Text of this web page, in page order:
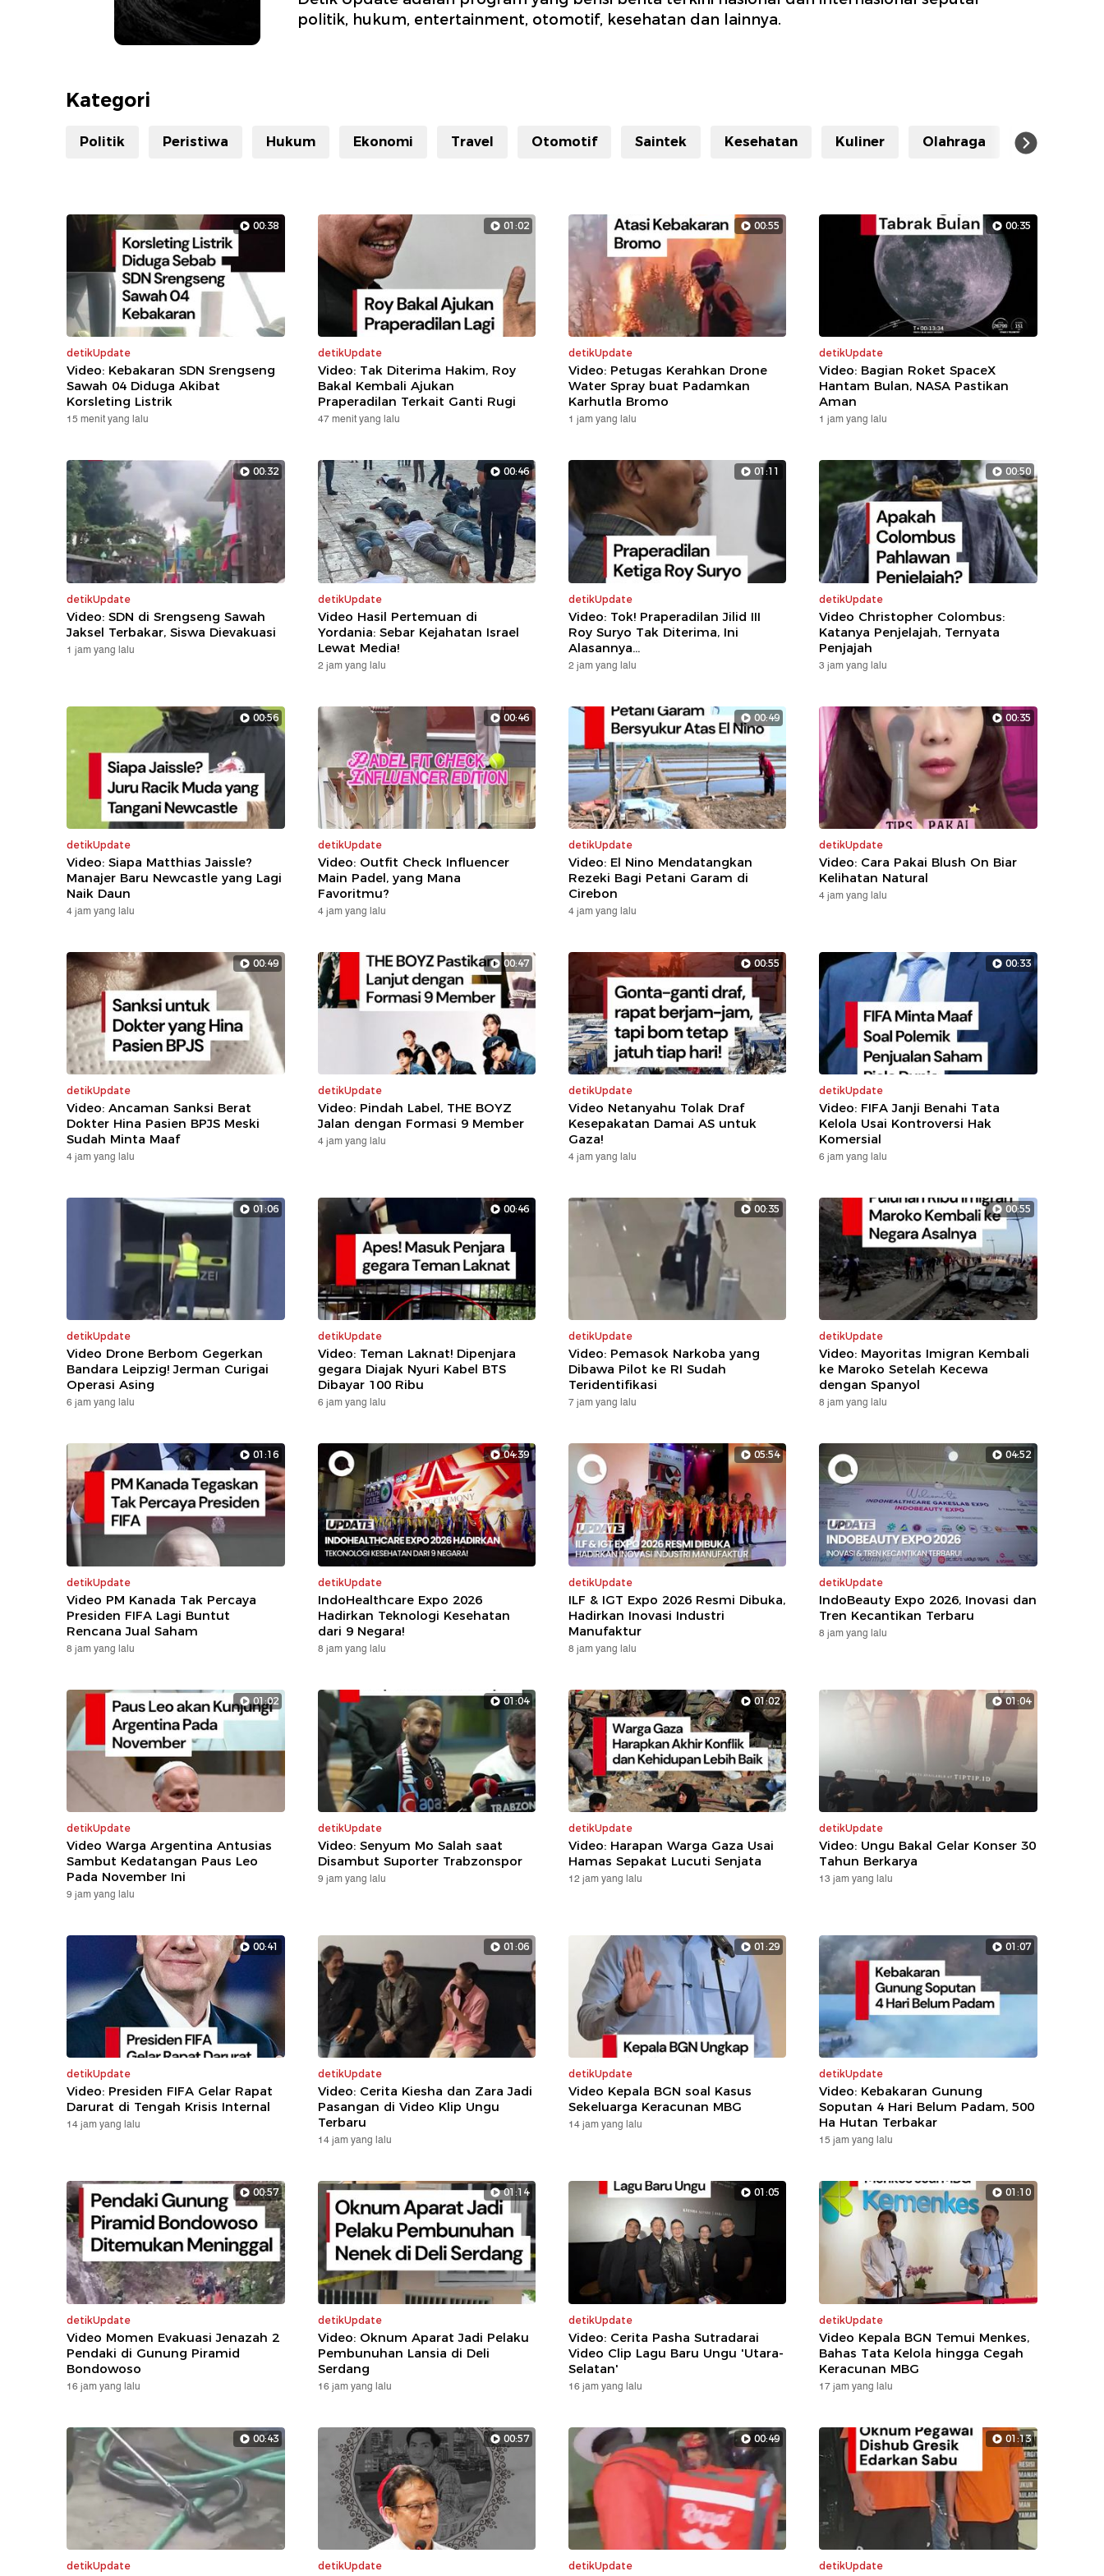
politik, hukum, entertainment, otomotif, kesehatan dan lainnya.
Kategori
Politik Peristiwa Hukum Ekonomi Travel Otomotif Saintek Kesehatan Kuliner Olahraga Hiburan
00:38
detikUpdate
Video: Kebakaran SDN Srengseng
Sawah 04 Diduga Akibat
Korsleting Listrik
15 menit yang lalu
01:02
detikUpdate
Video: Tak Diterima Hakim, Roy
Bakal Kembali Ajukan
Praperadilan Terkait Ganti Rugi
47 menit yang lalu
00:55
detikUpdate
Video: Petugas Kerahkan Drone
Water Spray buat Padamkan
Karhutla Bromo
1 jam yang lalu
00:35
detikUpdate
Video: Bagian Roket SpaceX
Hantam Bulan, NASA Pastikan
Aman
1 jam yang lalu
00:32
detikUpdate
Video: SDN di Srengseng Sawah
Jaksel Terbakar, Siswa Dievakuasi
1 jam yang lalu
00:46
detikUpdate
Video Hasil Pertemuan di
Yordania: Sebar Kejahatan Israel
Lewat Media!
2 jam yang lalu
01:11
detikUpdate
Video: Tok! Praperadilan Jilid III
Roy Suryo Tak Diterima, Ini
Alasannya...
2 jam yang lalu
00:50
detikUpdate
Video Christopher Colombus:
Katanya Penjelajah, Ternyata
Penjajah
3 jam yang lalu
00:56
detikUpdate
Video: Siapa Matthias Jaissle?
Manajer Baru Newcastle yang Lagi
Naik Daun
4 jam yang lalu
00:46
detikUpdate
Video: Outfit Check Influencer
Main Padel, yang Mana
Favoritmu?
4 jam yang lalu
00:49
detikUpdate
Video: El Nino Mendatangkan
Rezeki Bagi Petani Garam di
Cirebon
4 jam yang lalu
00:35
detikUpdate
Video: Cara Pakai Blush On Biar
Kelihatan Natural
4 jam yang lalu
00:49
detikUpdate
Video: Ancaman Sanksi Berat
Dokter Hina Pasien BPJS Meski
Sudah Minta Maaf
4 jam yang lalu
00:47
detikUpdate
Video: Pindah Label, THE BOYZ
Jalan dengan Formasi 9 Member
4 jam yang lalu
00:55
detikUpdate
Video Netanyahu Tolak Draf
Kesepakatan Damai AS untuk
Gaza!
4 jam yang lalu
00:33
detikUpdate
Video: FIFA Janji Benahi Tata
Kelola Usai Kontroversi Hak
Komersial
6 jam yang lalu
01:06
detikUpdate
Video Drone Berbom Gegerkan
Bandara Leipzig! Jerman Curigai
Operasi Asing
6 jam yang lalu
00:46
detikUpdate
Video: Teman Laknat! Dipenjara
gegara Diajak Nyuri Kabel BTS
Dibayar 100 Ribu
6 jam yang lalu
00:35
detikUpdate
Video: Pemasok Narkoba yang
Dibawa Pilot ke RI Sudah
Teridentifikasi
7 jam yang lalu
00:55
detikUpdate
Video: Mayoritas Imigran Kembali
ke Maroko Setelah Kecewa
dengan Spanyol
8 jam yang lalu
01:16
detikUpdate
Video PM Kanada Tak Percaya
Presiden FIFA Lagi Buntut
Rencana Jual Saham
8 jam yang lalu
04:39
detikUpdate
IndoHealthcare Expo 2026
Hadirkan Teknologi Kesehatan
dari 9 Negara!
8 jam yang lalu
05:54
detikUpdate
ILF & IGT Expo 2026 Resmi Dibuka,
Hadirkan Inovasi Industri
Manufaktur
8 jam yang lalu
04:52
detikUpdate
IndoBeauty Expo 2026, Inovasi dan
Tren Kecantikan Terbaru
8 jam yang lalu
01:02
detikUpdate
Video Warga Argentina Antusias
Sambut Kedatangan Paus Leo
Pada November Ini
9 jam yang lalu
01:04
detikUpdate
Video: Senyum Mo Salah saat
Disambut Suporter Trabzonspor
9 jam yang lalu
01:02
detikUpdate
Video: Harapan Warga Gaza Usai
Hamas Sepakat Lucuti Senjata
12 jam yang lalu
01:04
detikUpdate
Video: Ungu Bakal Gelar Konser 30
Tahun Berkarya
13 jam yang lalu
00:41
detikUpdate
Video: Presiden FIFA Gelar Rapat
Darurat di Tengah Krisis Internal
14 jam yang lalu
01:06
detikUpdate
Video: Cerita Kiesha dan Zara Jadi
Pasangan di Video Klip Ungu
Terbaru
14 jam yang lalu
01:29
detikUpdate
Video Kepala BGN soal Kasus
Sekeluarga Keracunan MBG
14 jam yang lalu
01:07
detikUpdate
Video: Kebakaran Gunung
Soputan 4 Hari Belum Padam, 500
Ha Hutan Terbakar
15 jam yang lalu
00:57
detikUpdate
Video Momen Evakuasi Jenazah 2
Pendaki di Gunung Piramid
Bondowoso
16 jam yang lalu
01:14
detikUpdate
Video: Oknum Aparat Jadi Pelaku
Pembunuhan Lansia di Deli
Serdang
16 jam yang lalu
01:05
detikUpdate
Video: Cerita Pasha Sutradarai
Video Clip Lagu Baru Ungu 'Utara-
Selatan'
16 jam yang lalu
01:10
detikUpdate
Video Kepala BGN Temui Menkes,
Bahas Tata Kelola hingga Cegah
Keracunan MBG
17 jam yang lalu
00:43
detikUpdate
00:57
detikUpdate
00:49
detikUpdate
01:13
detikUpdate